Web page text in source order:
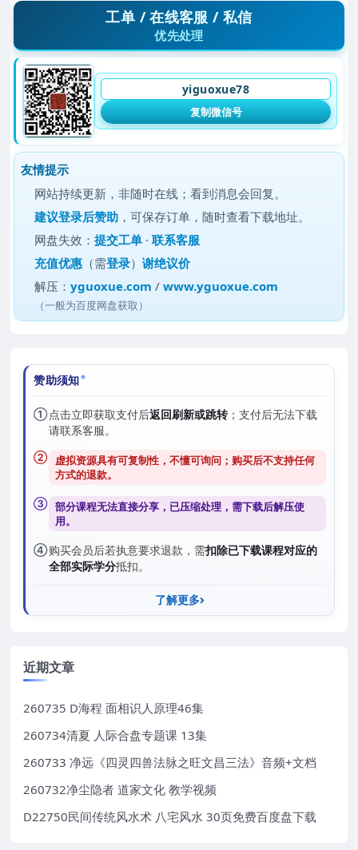
工单 / 在线客服 / 私信
优先处理
yiguoxue78
复制微信号
友情提示
网站持续更新，非随时在线；看到消息会回复。
建议登录后赞助 ，可保存订单，随时查看下载地址。
网盘失效：提交工单 ·联系客服
充值优惠 （需登录）谢绝议价
解压：yguoxue.com /www.yguoxue.com
（一般为百度网盘获取）
赞助须知
①点击立即获取支付后返回刷新或跳转；支付后无法下载
请联系客服。
② 虚拟资源具有可复制性，不懂可询问；购买后不支持任何
方式的退款。
③ 部分课程无法直接分享，已压缩处理，需下载后解压使
用。
④购买会员后若执意要求退款，需扣除已下载课程对应的
全部实际学分抵扣。
了解更多
近期文章
260735 D海程 面相识人原理46集
260734清夏 人际合盘专题课 13集
260733 净远《四灵四兽法脉之旺文昌三法》音频+文档
260732净尘隐者 道家文化 教学视频
D22750民间传统风水术 八宅风水 30页免费百度盘下载